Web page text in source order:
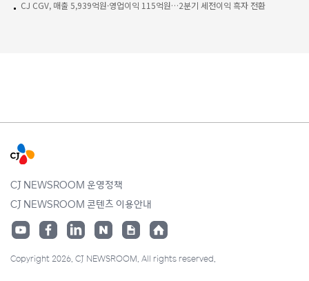
CJ CGV, 매출 5,939억원·영업이익 115억원…2분기 세전이익 흑자 전환
CJ NEWSROOM 운영정책
CJ NEWSROOM 콘텐츠 이용안내
Copyright 2026. CJ NEWSROOM. All rights reserved.